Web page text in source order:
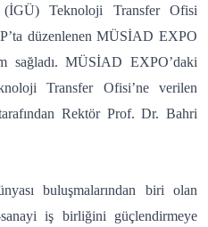
Teknoloji Transfer Ofisi
düzenlenen MÜSİAD EXPO
sağladı. MÜSİAD EXPO’daki
Transfer Ofisi’ne verilen
Rektör Prof. Dr. Bahri
buluşmalarından biri olan
iş birliğini güçlendirmeye